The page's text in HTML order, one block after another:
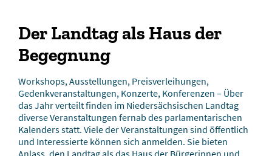
Der Landtag als Haus der
Begegnung
Workshops, Ausstellungen, Preisverleihungen,
Gedenkveranstaltungen, Konzerte, Konferenzen – Über
das Jahr verteilt finden im Niedersächsischen Landtag
diverse Veranstaltungen fernab des parlamentarischen
Kalenders statt. Viele der Veranstaltungen sind öffentlich
und Interessierte können sich anmelden. Sie bieten